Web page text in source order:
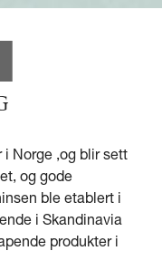
i Norge ,og blir sett
og gode
ble etablert i
i Skandinavia
produkter i